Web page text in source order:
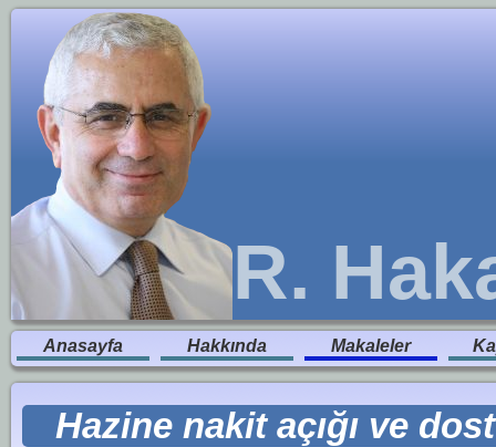
R.
Anasayfa Hakkında Makaleler
Hazine nakit açığı ve